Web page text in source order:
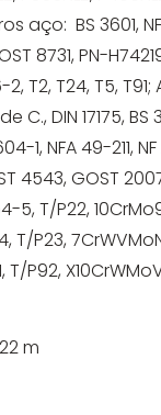
aço: BS 3601,
8731, PN-
T2, T24, T5, T91;
C., DIN 17175,
1, NFA 49-211,
4543, GOST
5, T/P22,
T/P23,
T/P92,
m